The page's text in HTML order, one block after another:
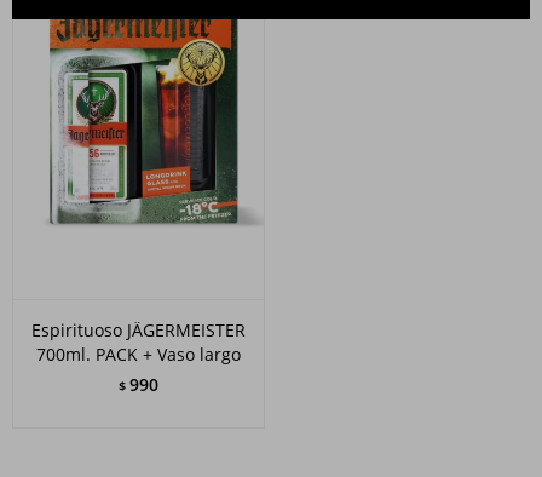
Espirituoso JÄGERMEISTER
700ml. PACK + Vaso largo
$ 990